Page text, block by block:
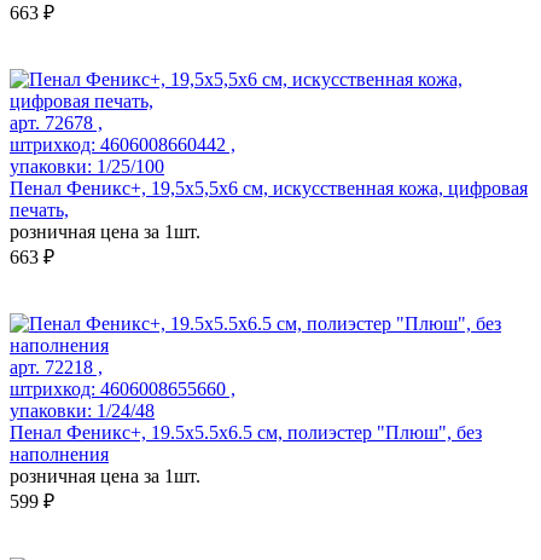
663 ₽
арт. 72678 ,
штрихкод: 4606008660442 ,
упаковки: 1/25/100
Пенал Феникс+, 19,5х5,5х6 см, искусственная кожа, цифровая
печать,
розничная цена за 1шт.
663 ₽
арт. 72218 ,
штрихкод: 4606008655660 ,
упаковки: 1/24/48
Пенал Феникс+, 19.5х5.5х6.5 см, полиэстер "Плюш", без
наполнения
розничная цена за 1шт.
599 ₽